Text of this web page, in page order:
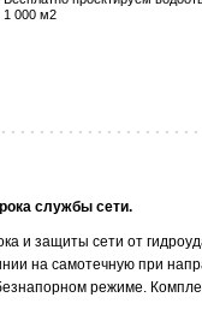
1 000 м2
службы сети.
и защиты сети от
на самотечную при
режиме.